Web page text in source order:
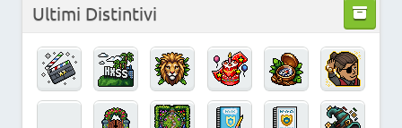
Ultimi Distintivi